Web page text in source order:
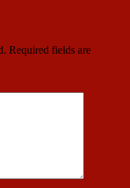
Required fields are